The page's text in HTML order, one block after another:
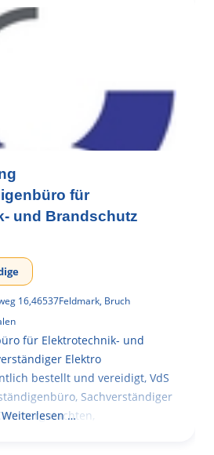
für
und Brandschutz
16,46537Feldmark, Bruch
für Elektrotechnik- und
Elektro
bestellt und vereidigt, VdS
Sachverständiger
Weiterlesen …